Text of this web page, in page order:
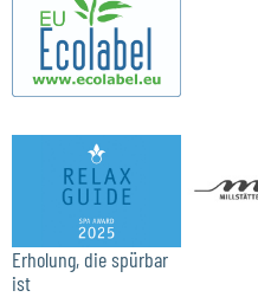
Erholung, die spürbar
ist